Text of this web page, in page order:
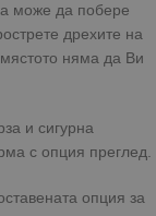
може да побере
дрехите на
няма да Ви
и сигурна
с опция преглед.
опция за